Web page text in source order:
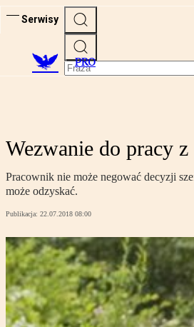
Serwisy
PRO
Wezwanie do pracy
Pracownik nie może negować decyzji
może odzyskać.
Publikacja: 22.07.2018 08:00